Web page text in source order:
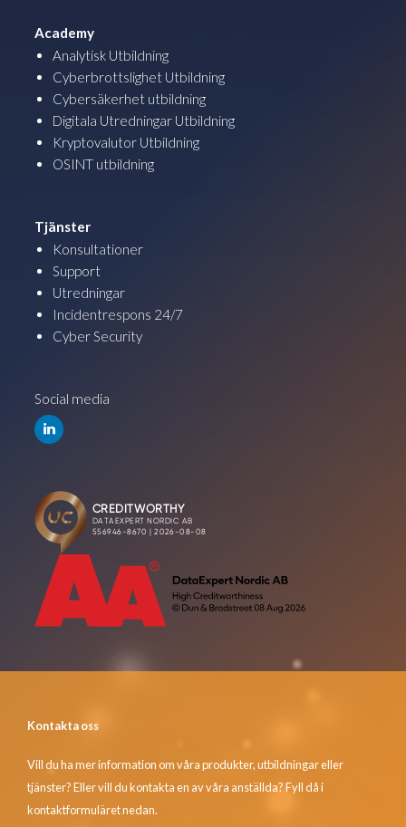
Academy
Analytisk Utbildning
Cyberbrottslighet Utbildning
Cybersäkerhet utbildning
Digitala Utredningar Utbildning
Kryptovalutor Utbildning
OSINT utbildning
Tjänster
Konsultationer
Support
Utredningar
Incidentrespons 24/7
Cyber Security
Social media
Kontakta oss
Vill du ha mer information om våra produkter, utbildningar eller
tjänster? Eller vill du kontakta en av våra anställda? Fyll då i
kontaktformuläret nedan.